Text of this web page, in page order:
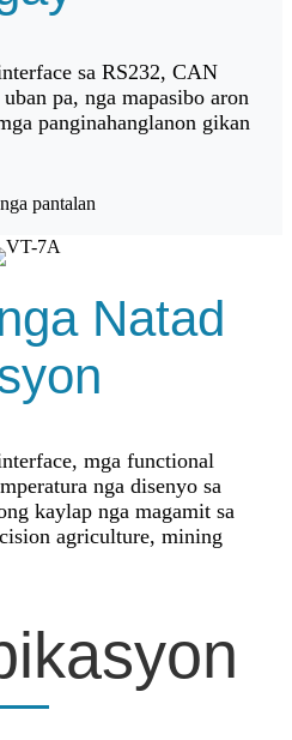
sa RS232, CAN
pa, nga mapasibo aron
panginahanglanon gikan
Natad
mga functional
nga disenyo sa
kaylap nga magamit sa
agriculture, mining